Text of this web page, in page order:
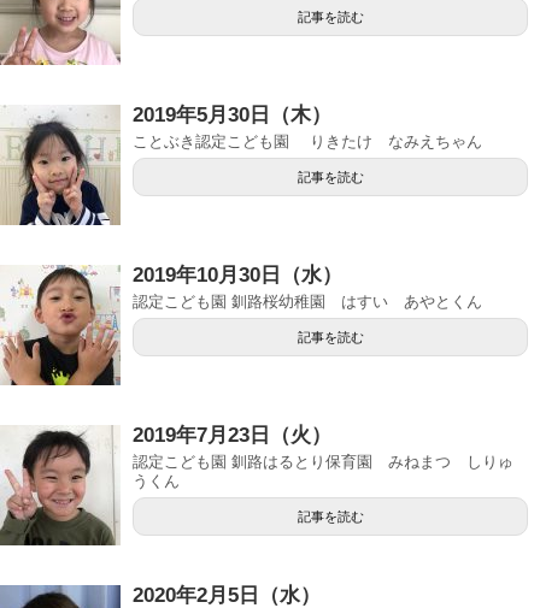
記事を読む
2019年5月30日（木）
ことぶき認定こども園 りきたけ なみえちゃん
記事を読む
2019年10月30日（水）
認定こども園 釧路桜幼稚園 はすい あやとくん
記事を読む
2019年7月23日（火）
認定こども園 釧路はるとり保育園 みねまつ しりゅ
うくん
記事を読む
2020年2月5日（水）